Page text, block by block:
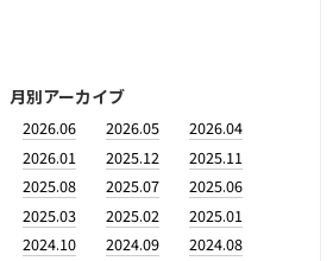
月別アーカイブ
2026.06 2026.05
2026.04
2026.01 2025.12
2025.11
2025.08 2025.07
2025.06
2025.03 2025.02
2025.01
2024.10 2024.09
2024.08